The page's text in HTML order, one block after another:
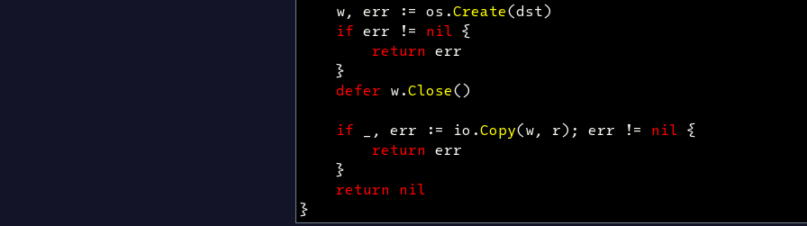
w, err := os .Create(dst)
if err != nil {
return err
}
defer w.Close()
if
, err := io .Copy(w, r); err != nil {
return err
}
return nil
}